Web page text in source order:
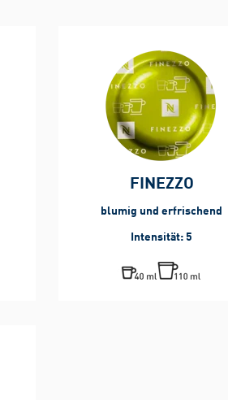
FINEZZO
blumig und erfrischend
Intensität: 5